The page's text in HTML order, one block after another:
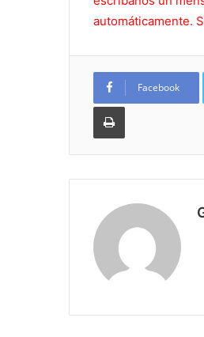
automáticamente.
Facebook
Imprimir